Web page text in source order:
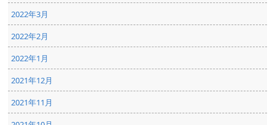
2022年3月
2022年2月
2022年1月
2021年12月
2021年11月